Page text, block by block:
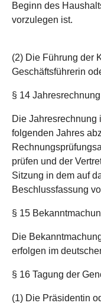
Beginn des
vorzulegen ist.
(2) Die Führung der
Geschäftsführerin
§ 14 Jahresrechnung
Die Jahresrechnung
folgenden Jahres
prüfen und der
Sitzung in dem auf
Beschlussfassung
§ 15
Die
erfolgen im
§ 16 Tagung der
(1) Die Präsidentin